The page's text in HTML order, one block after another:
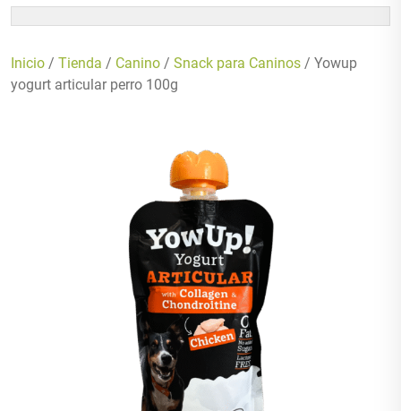
Inicio / Tienda / Canino / Snack para Caninos / Yowup
yogurt articular perro 100g